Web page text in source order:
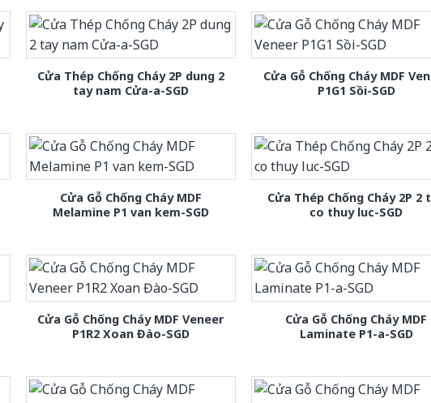
Cửa Thép Chống Cháy 2P dung 2
tay nam Cửa-a-SGD
Cửa Gỗ Chống Cháy MDF
P1G1 Sồi-SGD
Cửa Gỗ Chống Cháy MDF
Melamine P1 van kem-SGD
Cửa Thép Chống Cháy 2P 2
co thuy luc-SGD
Cửa Gỗ Chống Cháy MDF Veneer
P1R2 Xoan Đào-SGD
Cửa Gỗ Chống Cháy MDF
Laminate P1-a-SGD